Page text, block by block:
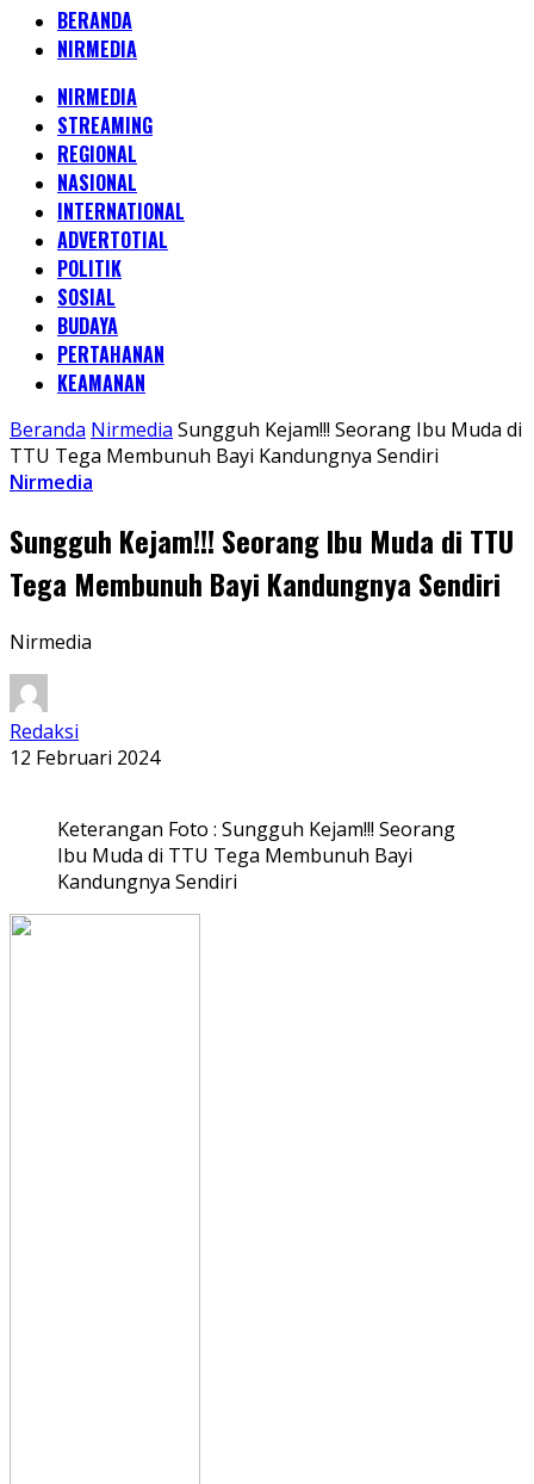
BERANDA
NIRMEDIA
NIRMEDIA
STREAMING
REGIONAL
NASIONAL
INTERNATIONAL
ADVERTOTIAL
POLITIK
SOSIAL
BUDAYA
PERTAHANAN
KEAMANAN
Beranda Nirmedia Sungguh Kejam!!! Seorang Ibu Muda di
TTU Tega Membunuh Bayi Kandungnya Sendiri
Nirmedia
Sungguh Kejam!!! Seorang Ibu Muda di TTU
Tega Membunuh Bayi Kandungnya Sendiri
Nirmedia
Redaksi
12 Februari 2024
Keterangan Foto : Sungguh Kejam!!! Seorang
Ibu Muda di TTU Tega Membunuh Bayi
Kandungnya Sendiri